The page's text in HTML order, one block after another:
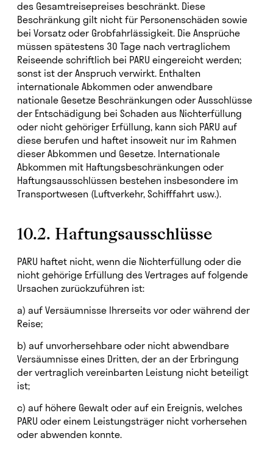
des Gesamtreisepreises beschränkt. Diese
Beschränkung gilt nicht für Personenschäden sowie
bei Vorsatz oder Grobfahrlässigkeit. Die Ansprüche
müssen spätestens 30 Tage nach vertraglichem
Reiseende schriftlich bei PARU eingereicht werden;
sonst ist der Anspruch verwirkt. Enthalten
internationale Abkommen oder anwendbare
nationale Gesetze Beschränkungen oder Ausschlüsse
der Entschädigung bei Schaden aus Nichterfüllung
oder nicht gehöriger Erfüllung, kann sich PARU auf
diese berufen und haftet insoweit nur im Rahmen
dieser Abkommen und Gesetze. Internationale
Abkommen mit Haftungsbeschränkungen oder
Haftungsausschlüssen bestehen insbesondere im
Transportwesen (Luftverkehr, Schifffahrt usw.).
10.2. Haftungsausschlüsse
PARU haftet nicht, wenn die Nichterfüllung oder die
nicht gehörige Erfüllung des Vertrages auf folgende
Ursachen zurückzuführen ist:
a) auf Versäumnisse Ihrerseits vor oder während der
Reise;
b) auf unvorhersehbare oder nicht abwendbare
Versäumnisse eines Dritten, der an der Erbringung
der vertraglich vereinbarten Leistung nicht beteiligt
ist;
c) auf höhere Gewalt oder auf ein Ereignis, welches
PARU oder einem Leistungsträger nicht vorhersehen
oder abwenden konnte.